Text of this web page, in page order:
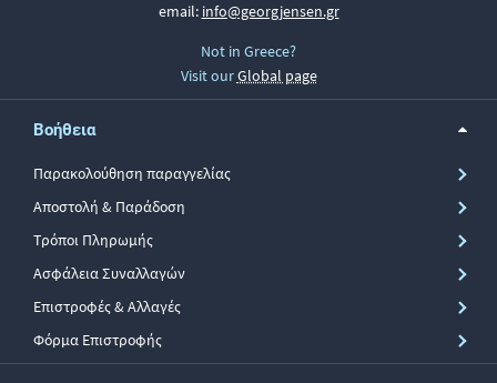
email: info@georgjensen.gr
Not in Greece?
Visit ourGlobal page
Βοήθεια
Παρακολούθηση παραγγελίας
Αποστολή & Παράδοση
Τρόποι Πληρωμής
Ασφάλεια Συναλλαγών
Επιστροφές & Αλλαγές
Φόρμα Επιστροφής